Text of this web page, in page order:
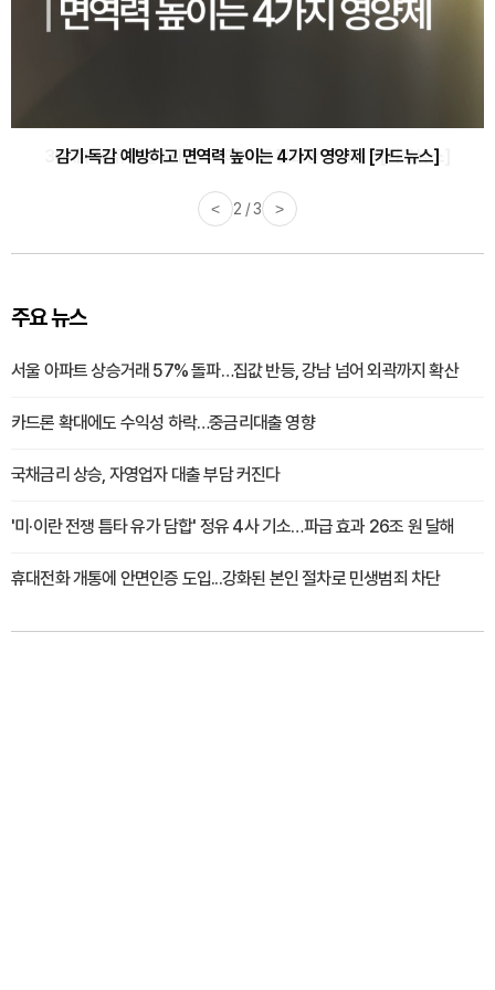
감기·독감 예방하고 면역력 높이는 4가지 영양제 [카드뉴스]
< 3 / 3 >
주요 뉴스
서울 아파트 상승거래 57% 돌파…집값 반등, 강남 넘어 외곽까지 확산
카드론 확대에도 수익성 하락…중금리대출 영향
국채금리 상승, 자영업자 대출 부담 커진다
'미·이란 전쟁 틈타 유가 담합' 정유 4사 기소…파급 효과 26조 원 달해
휴대전화 개통에 안면인증 도입...강화된 본인 절차로 민생범죄 차단